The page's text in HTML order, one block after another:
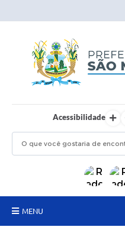
Acessibilidade
MENU